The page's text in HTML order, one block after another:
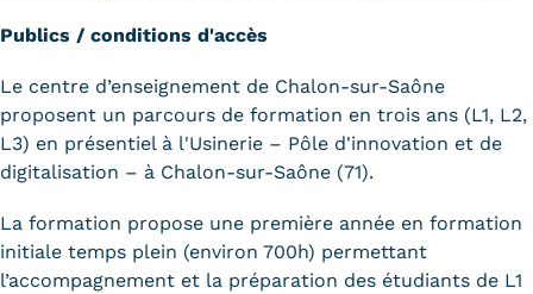
Publics / conditions d'accès
Le centre d’enseignement de Chalon-sur-Saône
proposent un parcours de formation en trois ans (L1, L2,
L3) en présentiel à l'Usinerie – Pôle d'innovation et de
digitalisation – à Chalon-sur-Saône (71).
La formation propose une première année en formation
initiale temps plein (environ 700h) permettant
l’accompagnement et la préparation des étudiants de L1